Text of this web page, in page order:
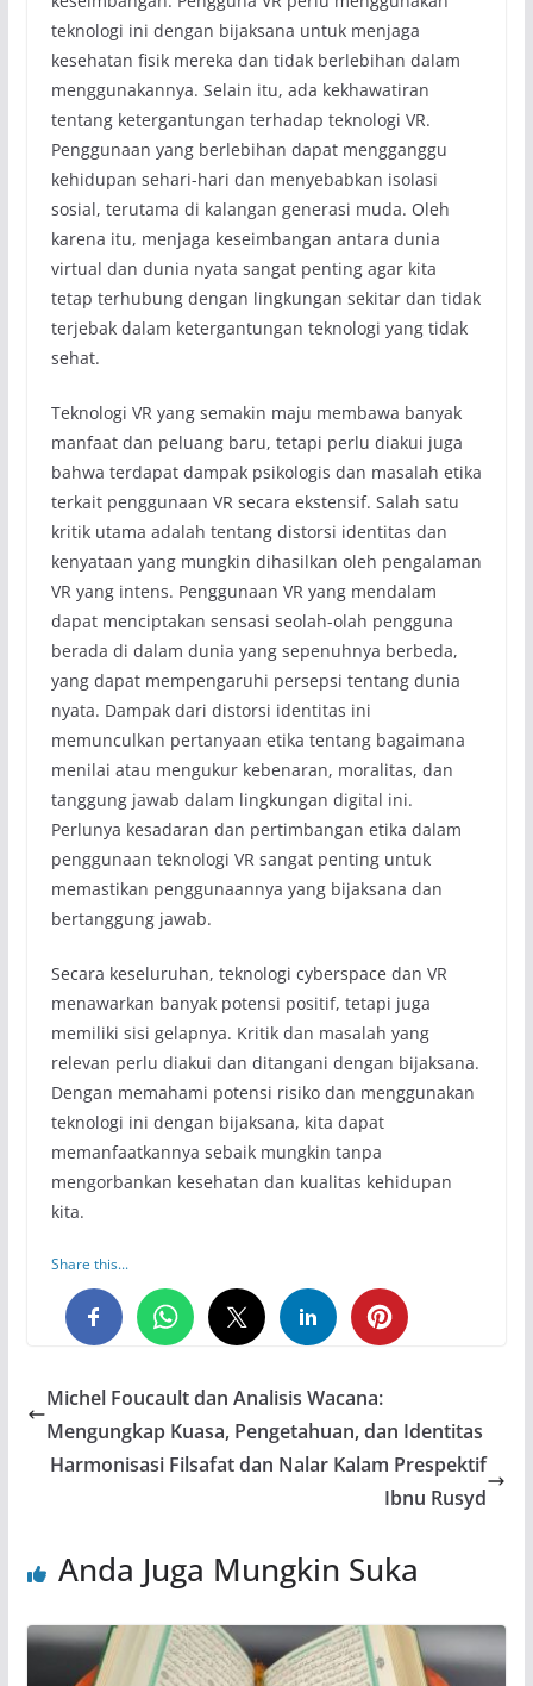
teknologi ini dengan bijaksana untuk menjaga
kesehatan fisik mereka dan tidak berlebihan dalam
menggunakannya. Selain itu, ada kekhawatiran
tentang ketergantungan terhadap teknologi VR.
Penggunaan yang berlebihan dapat mengganggu
kehidupan sehari-hari dan menyebabkan isolasi
sosial, terutama di kalangan generasi muda. Oleh
karena itu, menjaga keseimbangan antara dunia
virtual dan dunia nyata sangat penting agar kita
tetap terhubung dengan lingkungan sekitar dan tidak
terjebak dalam ketergantungan teknologi yang tidak
sehat.
Teknologi VR yang semakin maju membawa banyak
manfaat dan peluang baru, tetapi perlu diakui juga
bahwa terdapat dampak psikologis dan masalah etika
terkait penggunaan VR secara ekstensif. Salah satu
kritik utama adalah tentang distorsi identitas dan
kenyataan yang mungkin dihasilkan oleh pengalaman
VR yang intens. Penggunaan VR yang mendalam
dapat menciptakan sensasi seolah-olah pengguna
berada di dalam dunia yang sepenuhnya berbeda,
yang dapat mempengaruhi persepsi tentang dunia
nyata. Dampak dari distorsi identitas ini
memunculkan pertanyaan etika tentang bagaimana
menilai atau mengukur kebenaran, moralitas, dan
tanggung jawab dalam lingkungan digital ini.
Perlunya kesadaran dan pertimbangan etika dalam
penggunaan teknologi VR sangat penting untuk
memastikan penggunaannya yang bijaksana dan
bertanggung jawab.
Secara keseluruhan, teknologi cyberspace dan VR
menawarkan banyak potensi positif, tetapi juga
memiliki sisi gelapnya. Kritik dan masalah yang
relevan perlu diakui dan ditangani dengan bijaksana.
Dengan memahami potensi risiko dan menggunakan
teknologi ini dengan bijaksana, kita dapat
memanfaatkannya sebaik mungkin tanpa
mengorbankan kesehatan dan kualitas kehidupan
kita.
Share this...
Michel Foucault dan Analisis Wacana:
Mengungkap Kuasa, Pengetahuan, dan Identitas
Harmonisasi Filsafat dan Nalar Kalam Prespektif
Ibnu Rusyd
Anda Juga Mungkin Suka